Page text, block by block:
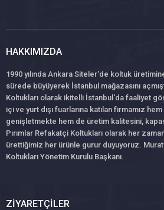
HAKKIMIZDA
1990 yılında Ankara Siteler'de koltuk
sürede büyüyerek İstanbul mağazasını
Koltukları olarak ikitelli İstanbul'da faaliyet
içi ve yurt dışı fuarlarına katılan firmamız
genişletmekte hem de üretim kalitesini,
Pırımlar Refakatçi Koltukları olarak her
ürettiğimiz her ürünle gurur duyuyoruz. Murat
Koltukları Yönetim Kurulu Başkanı.
ZIYARETÇILER